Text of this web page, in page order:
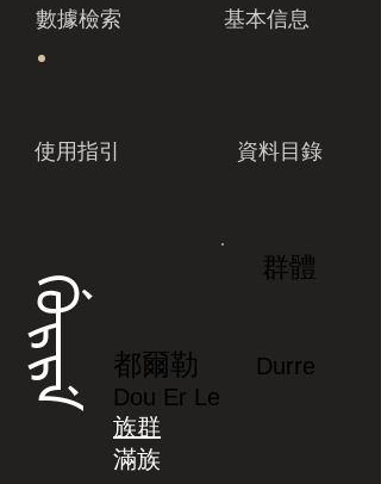
數據檢索 基本信息
使用指引 資料目錄
ᡤᡠᡵᡵᡝ
群體
都爾勒
Durre
Dou Er Le
族群
滿族